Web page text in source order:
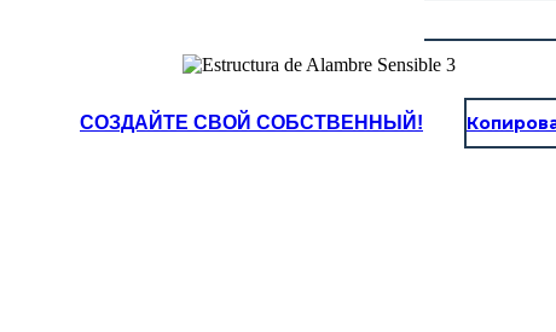
СОЗДАЙТЕ СВОЙ СОБСТВЕННЫЙ!